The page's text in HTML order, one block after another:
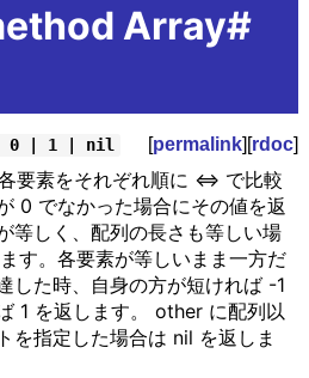
Array#
| 0 | 1 | nil [permalink][rdoc]
要素をそれぞれ順に <=> で比較
0 でなかった場合にその値を返
等しく、配列の長さも等しい場
す。各要素が等しいまま一方だ
した時、自身の方が短ければ -1
1 を返します。 other に配列以
を指定した場合は nil を返しま